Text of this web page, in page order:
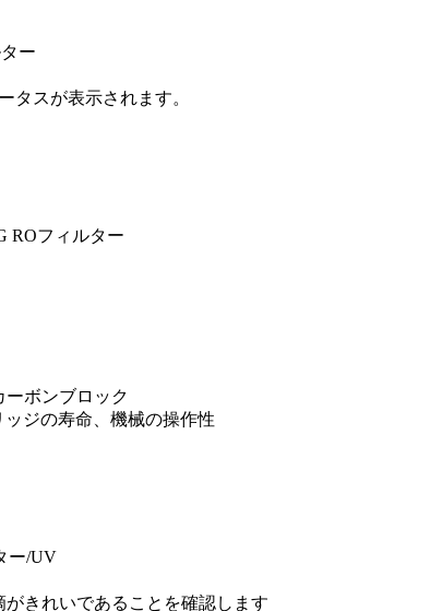
ー
スが表示されます。
ROフィルター
ーボンブロック
ジの寿命、機械の操作性
ー/UV
きれいであることを確認します